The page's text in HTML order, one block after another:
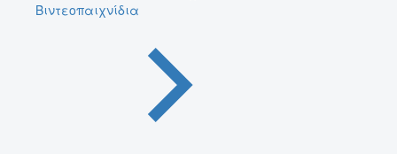
Βιντεοπαιχνίδια